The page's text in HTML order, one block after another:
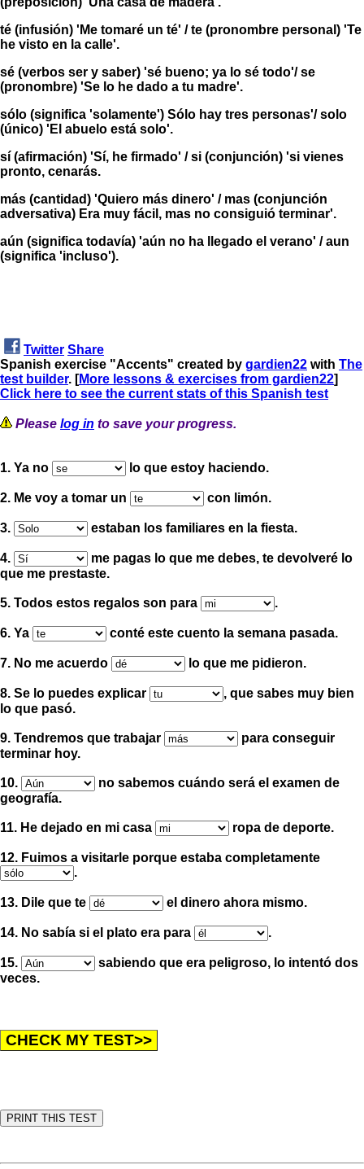
té (infusión) 'Me tomaré un té' /te (pronombre personal) 'Te
he visto en la calle'.
sé (verbos ser y saber) 'sé bueno; ya lo sé todo'/se
(pronombre) 'Se lo he dado a tu madre'.
sólo (significa 'solamente') Sólo hay tres personas'/solo
(único) 'El abuelo está solo'.
sí (afirmación) 'Sí, he firmado' /si (conjunción) 'si vienes
pronto, cenarás.
más (cantidad) 'Quiero más dinero' / mas (conjunción
adversativa) Era muy fácil, mas no consiguió terminar'.
aún (significa todavía) 'aún no ha llegado el verano' /aun
(significa 'incluso').
Twitter Share
Spanish exercise "Accents" created by gardien22 with The
test builder. [More lessons & exercises from gardien22]
Click here to see the current stats of this Spanish test
Please log in to save your progress.
1. Ya no lo que estoy haciendo.
2. Me voy a tomar un con limón.
3. estaban los familiares en la fiesta.
4.
me pagas lo que me debes, te devolveré lo
que me prestaste.
5. Todos estos regalos son para .
6. Ya conté este cuento la semana pasada.
7. No me acuerdo lo que me pidieron.
8. Se lo puedes explicar
, que sabes muy bien
lo que pasó.
9. Tendremos que trabajar
para conseguir
terminar hoy.
10.
no sabemos cuándo será el examen de
geografía.
11. He dejado en mi casa ropa de deporte.
12. Fuimos a visitarle porque estaba completamente
.
13. Dile que te el dinero ahora mismo.
14. No sabía si el plato era para .
15.
sabiendo que era peligroso, lo intentó dos
veces.